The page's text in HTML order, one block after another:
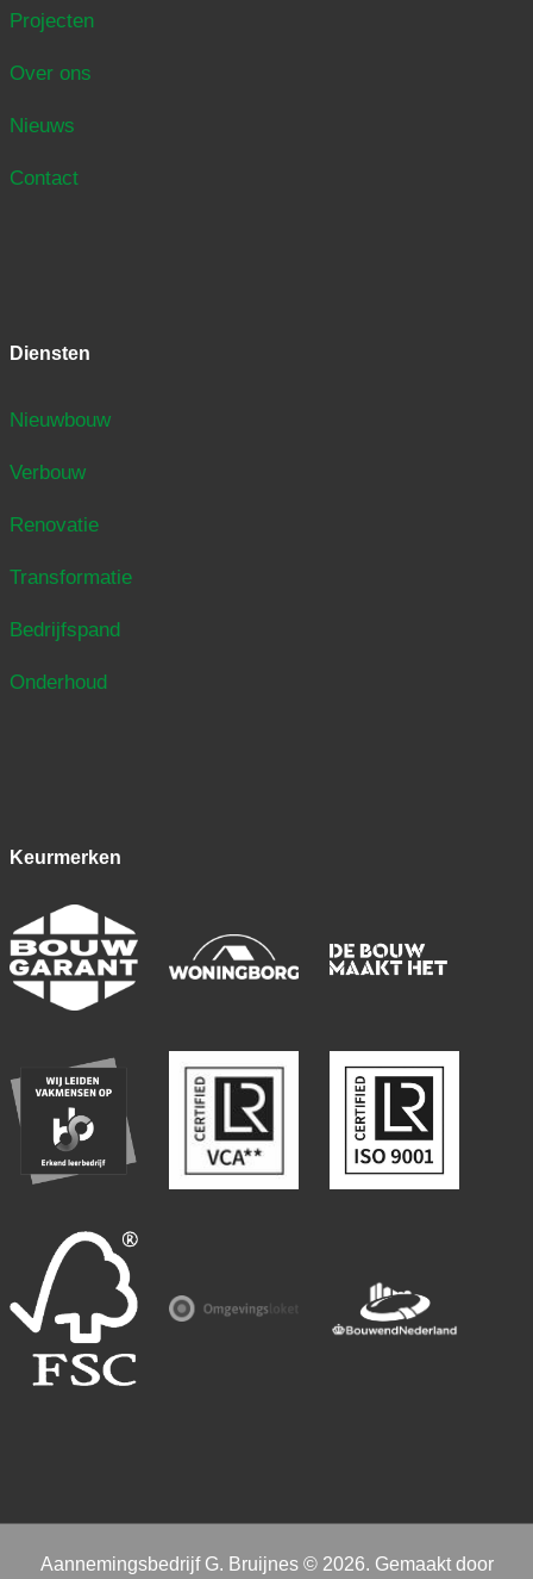
Projecten
Over ons
Nieuws
Contact
Diensten
Nieuwbouw
Verbouw
Renovatie
Transformatie
Bedrijfspand
Onderhoud
Keurmerken
Aannemingsbedrijf G. Bruijnes © 2026. Gemaakt door